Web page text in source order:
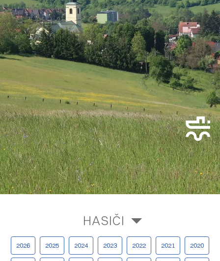
HASIČI
2026 2025 2024 2023 2022 2021 2020